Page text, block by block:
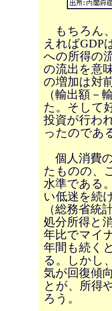
もちろん
えればGDP
への所得の
の流出を意
の増加は対
（輸出額－
た。そして
投資が行わ
ったのであ
個人消費
たものの、
水準である
い低迷を続
（総務省統
処分所得と
年比でマイ
年間も続く
る。しかし
気が回復傾
とが、所得
ろう。